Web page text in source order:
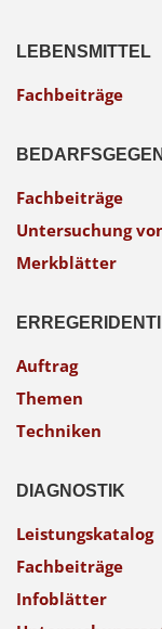
LEBENSMITTEL
Fachbeiträge
Fachbeiträge
Untersuchung
Merkblätter
Auftrag
Themen
Techniken
DIAGNOSTIK
Leistungskatalog
Fachbeiträge
Infoblätter